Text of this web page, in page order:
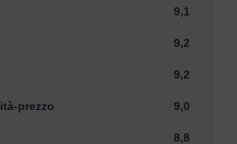
9,1
9,2
9,2
prezzo 9,0
8,8